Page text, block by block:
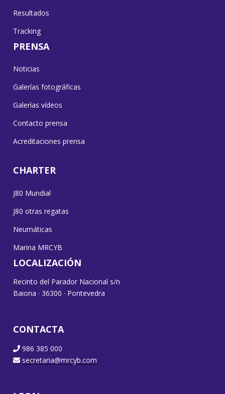
Resultados
Tracking
PRENSA
Noticias
Galerías fotográficas
Galerías vídeos
Contacto prensa
Acreditaciones prensa
CHARTER
J80 Mundial
J80 otras regatas
Neumáticas
Marina MRCYB
LOCALIZACIÓN
Recinto del Parador Nacional s/n
Baiona · 36300 · Pontevedra
CONTACTA
986 385 000
secretaria@mrcyb.com